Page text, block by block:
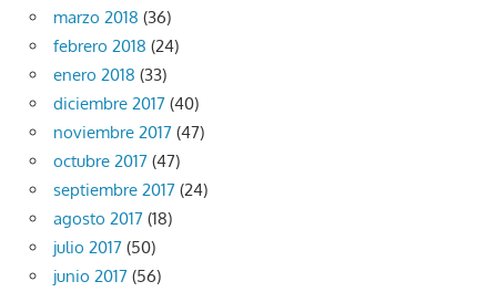
marzo 2018 (36)
febrero 2018 (24)
enero 2018 (33)
diciembre 2017 (40)
noviembre 2017 (47)
octubre 2017 (47)
septiembre 2017 (24)
agosto 2017 (18)
julio 2017 (50)
junio 2017 (56)